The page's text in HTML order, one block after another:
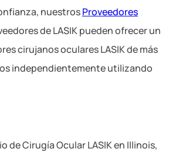
nuestrosProveedores
de LASIK pueden ofrecer un
cirujanos oculares LASIK de más
independientemente utilizando
Cirugía Ocular LASIK en Illinois,